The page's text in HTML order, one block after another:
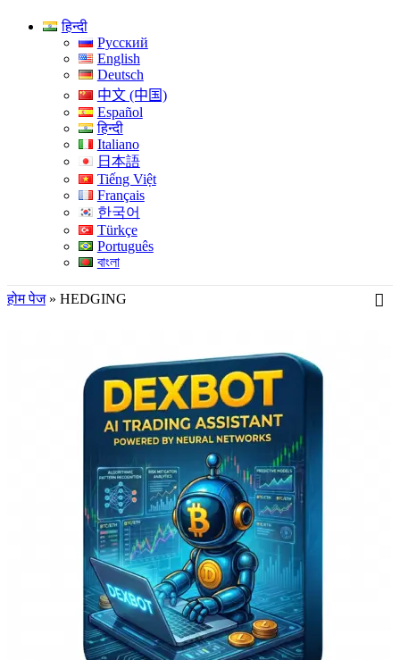
हिन्दी
Русский
English
Deutsch
中文 (中国)
Español
हिन्दी
Italiano
日本語
Tiếng Việt
Français
한국어
Türkçe
Português
বাংলা
होम पेज» HEDGING